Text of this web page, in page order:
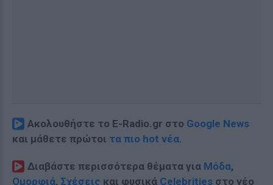
Ακολουθήστε το E-Radio.gr στο Google News
και μάθετε πρώτοι τα πιο hot νέα.
Διαβάστε περισσότερα θέματα για Μόδα,
Ομορφιά, Σχέσεις και φυσικά Celebrities στο νέο